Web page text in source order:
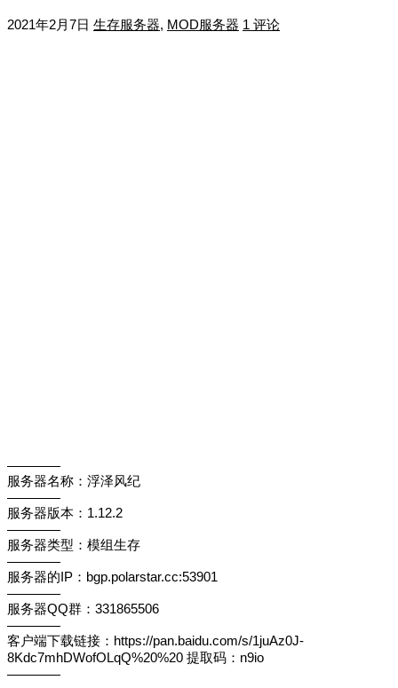
2021年2月7日 生存服务器, MOD服务器 1 评论
————
服务器名称：浮泽风纪
————
服务器版本：1.12.2
————
服务器类型：模组生存
————
服务器的IP：bgp.polarstar.cc:53901
————
服务器QQ群：331865506
————
客户端下载链接：https://pan.baidu.com/s/1juAz0J-
8Kdc7mhDWofOLqQ%20%20 提取码：n9io
————